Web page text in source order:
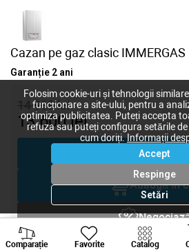
Cazan pe gaz clasic
Garanție 2 ani
14 960lei
13 600lei
Cumpără
Adaugă în
Solicitare
Comparație Favorite Catalog
Folosim cookie-uri și tehnologii
funcționare a site-ului, pentru a
optimiza publicitatea. Puteți accepta
refuza sau puteți configura setările
cum doriți.Informații
Accept
Respinge
Setări